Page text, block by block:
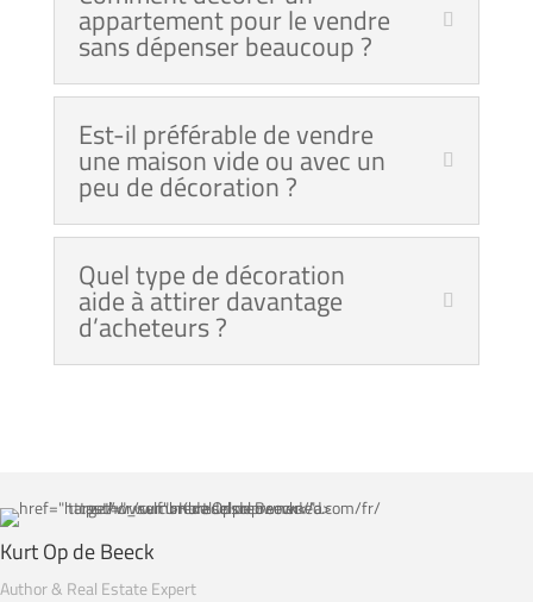
appartement pour le vendre
sans dépenser beaucoup ?
Est-il préférable de vendre
une maison vide ou avec un
peu de décoration ?
Quel type de décoration
aide à attirer davantage
d’acheteurs ?
Kurt Op de Beeck
Author & Real Estate Expert